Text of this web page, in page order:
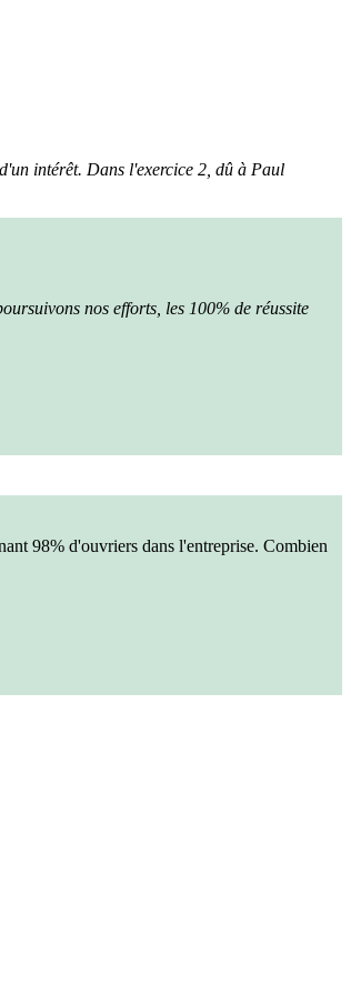
intérêt. Dans l'exercice 2, dû à Paul
nos efforts, les 100% de réussite
98% d'ouvriers dans l'entreprise. Combien